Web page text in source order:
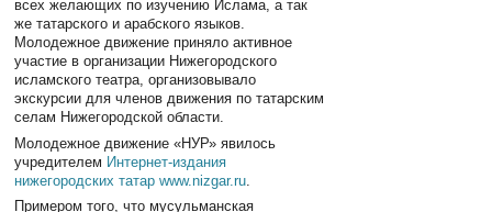
всех желающих по изучению Ислама, а так
же татарского и арабского языков.
Молодежное движение приняло активное
участие в организации Нижегородского
исламского театра, организовывало
экскурсии для членов движения по татарским
селам Нижегородской области.
Молодежное движение «НУР» явилось
учредителем Интернет-издания
нижегородских татар www.nizgar.ru
Примером того, что мусульманская